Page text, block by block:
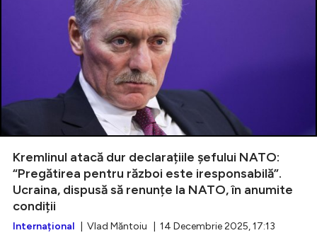
Kremlinul atacă dur declarațiile șefului NATO:
“Pregătirea pentru război este iresponsabilă”.
Ucraina, dispusă să renunțe la NATO, în anumite
condiții
Internațional | Vlad Măntoiu | 14 Decembrie 2025, 17:13